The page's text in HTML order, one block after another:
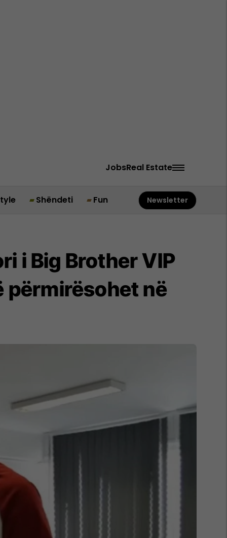
JobsReal Estate
Shëndeti Fun Newsletter
i Big Brother VIP
përmirësohet në